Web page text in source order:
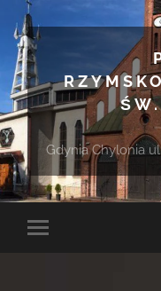
Gdynia Chylonia
Toggle